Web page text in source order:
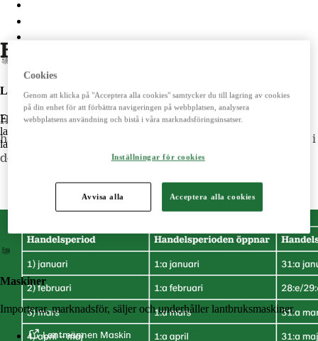
Lantbruk
Erbjuder produkter och tjänster för ett starkt och konkurrenskraftigt
lantbruk. Importerar, marknadsför, säljer och underhåller
lantbrukssmaskiner.
Lantmännen Lantbruk
LM2
Maskiner
Importerar, marknadsför, säljer och underhåller lantbruksmaskiner.
Lantmännen Maskin
Handelsperioder
Handeln med emissionsinsatser sker enligt
handelskalendern nedan. Du kan bara ha en aktiv order i
den handelsperiod som är öppen för orderläggning.
Cookies
Genom att klicka på "Acceptera alla cookies" samtycker du till lagring av cookies
på din enhet för att förbättra navigeringen på webbplatsen, analysera
webbplatsens användning och bistå i våra marknadsföringsinsatser.
Inställningar för cookies
Avvisa alla Acceptera alla cookies